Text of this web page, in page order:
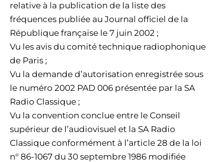
relative à la publication de la liste des
fréquences publiée au Journal officiel de la
République française le 7 juin 2002 ;
Vu les avis du comité technique radiophonique
de Paris ;
Vu la demande d’autorisation enregistrée sous
le numéro 2002 PAD 006 présentée par la SA
Radio Classique ;
Vu la convention conclue entre le Conseil
supérieur de l’audiovisuel et la SA Radio
Classique conformément à l’article 28 de la loi
n° 86-1067 du 30 septembre 1986 modifiée